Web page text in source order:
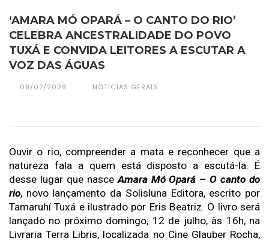
‘AMARA MÓ OPARÁ – O CANTO DO RIO’
CELEBRA ANCESTRALIDADE DO POVO
TUXÁ E CONVIDA LEITORES A ESCUTAR A
VOZ DAS ÁGUAS
08/07/2026 NOTICIAS GERAIS
Ouvir o rio, compreender a mata e reconhecer que a
natureza fala a quem está disposto a escutá-la. É
desse lugar que nasce Amara Mó Opará – O canto do
rio, novo lançamento da Solisluna Editora, escrito por
Tamaruhí Tuxá e ilustrado por Eris Beatriz. O livro será
lançado no próximo domingo, 12 de julho, às 16h, na
Livraria Terra Libris, localizada no Cine Glauber Rocha,